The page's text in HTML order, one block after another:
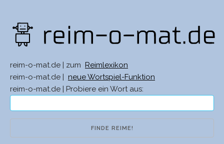
reim-o-mat.de | zum
Reimlexikon
reim-o-mat.de |
neue Wortspiel-Funktion
reim-o-mat.de | Probiere ein Wort aus: